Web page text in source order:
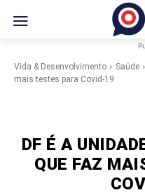
Vida & Desenvolvimento Saúde
mais testes para Covid-19
DF É A
QUE FAZ